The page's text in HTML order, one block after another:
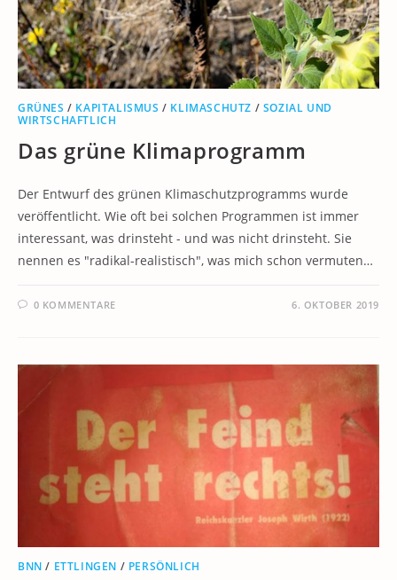
GRÜNES / KAPITALISMUS / KLIMASCHUTZ / SOZIAL UND
WIRTSCHAFTLICH
Das grüne Klimaprogramm
Der Entwurf des grünen Klimaschutzprogramms wurde
veröffentlicht. Wie oft bei solchen Programmen ist immer
interessant, was drinsteht - und was nicht drinsteht. Sie
nennen es "radikal-realistisch", was mich schon vermuten…
0 KOMMENTARE 6. OKTOBER 2019
BNN / ETTLINGEN / PERSÖNLICH